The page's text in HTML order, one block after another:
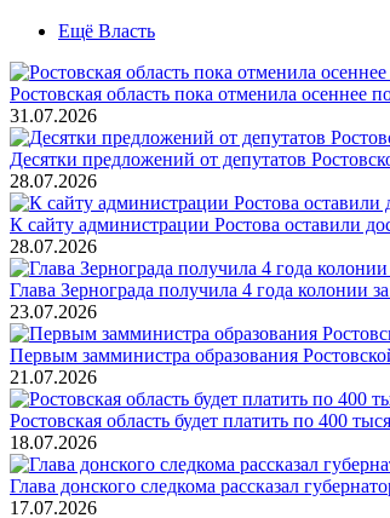
Ещё Власть
Ростовская область пока отменила осеннее
31.07.2026
Десятки предложений от депутатов
28.07.2026
К сайту администрации Ростова оставили
28.07.2026
Глава Зернограда получила 4 года колонии
23.07.2026
Первым замминистра образования
21.07.2026
Ростовская область будет платить по 400
18.07.2026
Глава донского следкома рассказал
17.07.2026